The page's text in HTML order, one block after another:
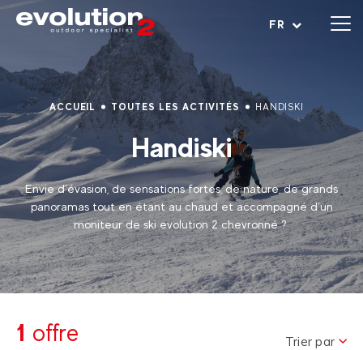
FR
Ouvrir le menu
ACCUEIL TOUTES LES ACTIVITÉS HANDISKI
Handiski
Envie d’évasion, de sensations fortes, de nature, de grands
panoramas tout en étant au chaud et accompagné d’un
moniteur de ski evolution 2 chevronné ?
1 offre Trier par